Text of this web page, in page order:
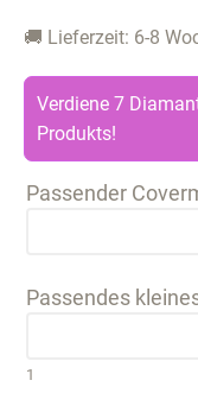
🚚 Lieferzeit: 6-8
Verdiene 7
Produkts!
Passender
Passendes
1